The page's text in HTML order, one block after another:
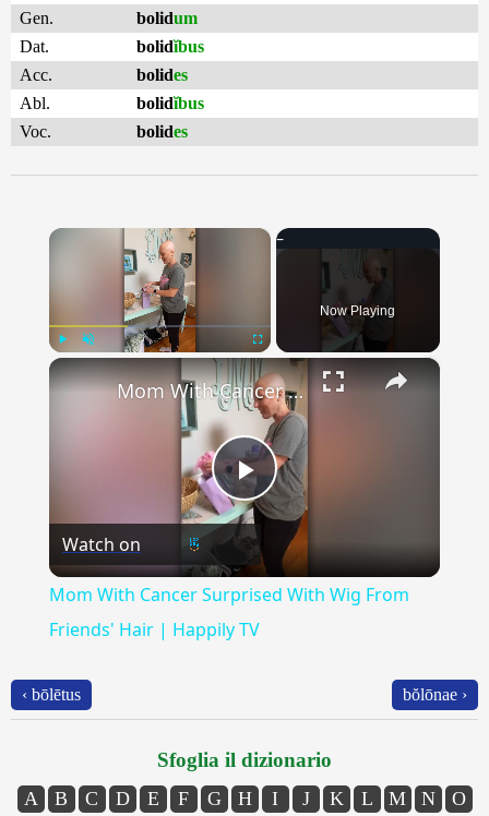
Gen.
bolidum
Dat.
bolidĭbus
Acc.
bolides
Abl.
bolidĭbus
Voc.
bolides
×
Fullscreen
Now Playing
×
Play
Video
Mom With Cancer Surprised With Wig From Friends' Hair | Happily TV
Watch on
Mom With Cancer Surprised With Wig From
Friends' Hair | Happily TV
‹ bōlētus bŏlōnae ›
Sfoglia il dizionario
A B C D E F G H I J K L M N
O